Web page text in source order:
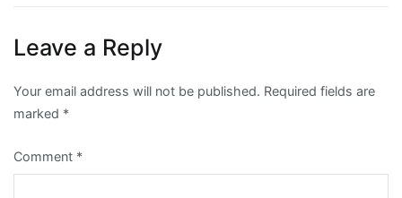
Leave a Reply
Your email address will not be published. Required fields are
marked *
Comment *